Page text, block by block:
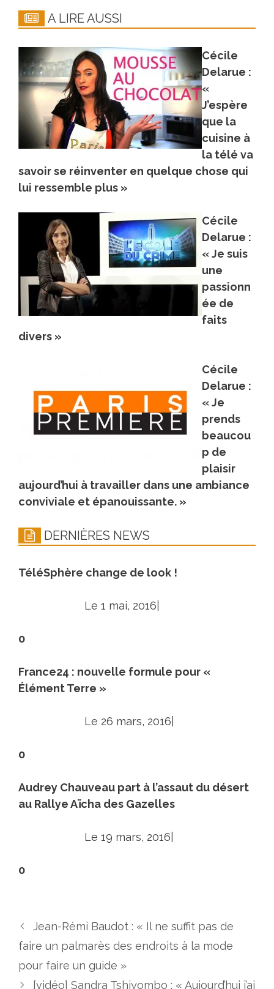
A LIRE AUSSI
Cécile
Delarue :
«
J’espère
que la
cuisine à
la télé va
savoir se réinventer en quelque chose qui
lui ressemble plus »
Cécile
Delarue :
« Je suis
une
passionn
ée de
faits
divers »
Cécile
Delarue :
« Je
prends
beaucou
p de
plaisir
aujourd’hui à travailler dans une ambiance
conviviale et épanouissante. »
DERNIÈRES NEWS
TéléSphère change de look !
Le 1 mai, 2016|
0
France24 : nouvelle formule pour «
Élément Terre »
Le 26 mars, 2016|
0
Audrey Chauveau part à l’assaut du désert
au Rallye Aïcha des Gazelles
Le 19 mars, 2016|
0
Jean-Rémi Baudot : « Il ne suffit pas de
faire un palmarès des endroits à la mode
pour faire un guide »
[vidéo] Sandra Tshiyombo : « Aujourd’hui j’ai